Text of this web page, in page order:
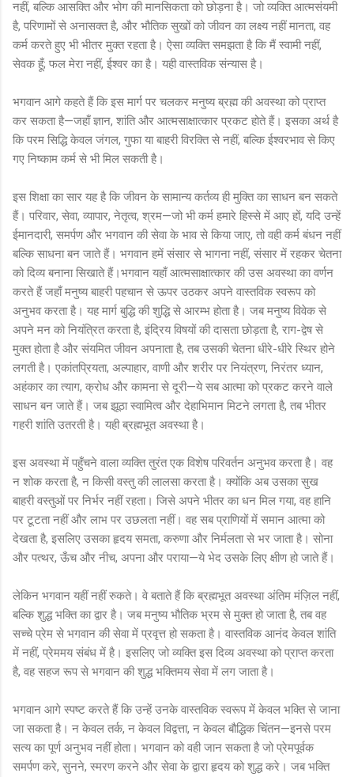
नहीं, बल्कि आसक्ति और भोग की मानसिकता को छोड़ना है। जो व्यक्ति आत्मसंयमी
है, परिणामों से अनासक्त है, और भौतिक सुखों को जीवन का लक्ष्य नहीं मानता, वह
कर्म करते हुए भी भीतर मुक्त रहता है। ऐसा व्यक्ति समझता है कि मैं स्वामी नहीं,
सेवक हूँ; फल मेरा नहीं, ईश्वर का है। यही वास्तविक संन्यास है।
भगवान आगे कहते हैं कि इस मार्ग पर चलकर मनुष्य ब्रह्म की अवस्था को प्राप्त
कर सकता है—जहाँ ज्ञान, शांति और आत्मसाक्षात्कार प्रकट होते हैं। इसका अर्थ है
कि परम सिद्धि केवल जंगल, गुफा या बाहरी विरक्ति से नहीं, बल्कि ईश्वरभाव से किए
गए निष्काम कर्म से भी मिल सकती है।
इस शिक्षा का सार यह है कि जीवन के सामान्य कर्तव्य ही मुक्ति का साधन बन सकते
हैं। परिवार, सेवा, व्यापार, नेतृत्व, श्रम—जो भी कर्म हमारे हिस्से में आए हों, यदि उन्हें
ईमानदारी, समर्पण और भगवान की सेवा के भाव से किया जाए, तो वही कर्म बंधन नहीं
बल्कि साधना बन जाते हैं। भगवान हमें संसार से भागना नहीं, संसार में रहकर चेतना
को दिव्य बनाना सिखाते हैं।भगवान यहाँ आत्मसाक्षात्कार की उस अवस्था का वर्णन
करते हैं जहाँ मनुष्य बाहरी पहचान से ऊपर उठकर अपने वास्तविक स्वरूप को
अनुभव करता है। यह मार्ग बुद्धि की शुद्धि से आरम्भ होता है। जब मनुष्य विवेक से
अपने मन को नियंत्रित करता है, इंद्रिय विषयों की दासता छोड़ता है, राग-द्वेष से
मुक्त होता है और संयमित जीवन अपनाता है, तब उसकी चेतना धीरे-धीरे स्थिर होने
लगती है। एकांतप्रियता, अल्पाहार, वाणी और शरीर पर नियंत्रण, निरंतर ध्यान,
अहंकार का त्याग, क्रोध और कामना से दूरी—ये सब आत्मा को प्रकट करने वाले
साधन बन जाते हैं। जब झूठा स्वामित्व और देहाभिमान मिटने लगता है, तब भीतर
गहरी शांति उतरती है। यही ब्रह्मभूत अवस्था है।
इस अवस्था में पहुँचने वाला व्यक्ति तुरंत एक विशेष परिवर्तन अनुभव करता है। वह
न शोक करता है, न किसी वस्तु की लालसा करता है। क्योंकि अब उसका सुख
बाहरी वस्तुओं पर निर्भर नहीं रहता। जिसे अपने भीतर का धन मिल गया, वह हानि
पर टूटता नहीं और लाभ पर उछलता नहीं। वह सब प्राणियों में समान आत्मा को
देखता है, इसलिए उसका हृदय समता, करुणा और निर्मलता से भर जाता है। सोना
और पत्थर, ऊँच और नीच, अपना और पराया—ये भेद उसके लिए क्षीण हो जाते हैं।
लेकिन भगवान यहीं नहीं रुकते। वे बताते हैं कि ब्रह्मभूत अवस्था अंतिम मंज़िल नहीं,
बल्कि शुद्ध भक्ति का द्वार है। जब मनुष्य भौतिक भ्रम से मुक्त हो जाता है, तब वह
सच्चे प्रेम से भगवान की सेवा में प्रवृत्त हो सकता है। वास्तविक आनंद केवल शांति
में नहीं, प्रेममय संबंध में है। इसलिए जो व्यक्ति इस दिव्य अवस्था को प्राप्त करता
है, वह सहज रूप से भगवान की शुद्ध भक्तिमय सेवा में लग जाता है।
भगवान आगे स्पष्ट करते हैं कि उन्हें उनके वास्तविक स्वरूप में केवल भक्ति से जाना
जा सकता है। न केवल तर्क, न केवल विद्वत्ता, न केवल बौद्धिक चिंतन—इनसे परम
सत्य का पूर्ण अनुभव नहीं होता। भगवान को वही जान सकता है जो प्रेमपूर्वक
समर्पण करे, सुनने, स्मरण करने और सेवा के द्वारा हृदय को शुद्ध करे। जब भक्ति